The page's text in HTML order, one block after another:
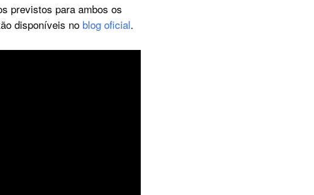
previstos para ambos os
disponíveis no blog oficial.